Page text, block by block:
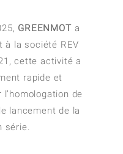
GREENMOTa
la société REV
cette activité a
rapide et
de
lancement de la
série.